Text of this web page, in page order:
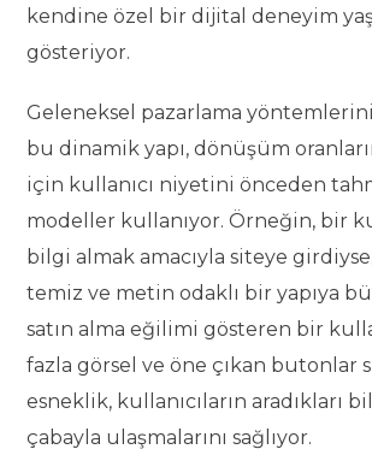
kendine özel bir dijital deneyim
gösteriyor.
Geleneksel pazarlama
bu dinamik yapı, dönüşüm
için kullanıcı niyetini önceden
modeller kullanıyor. Örneğin, bir
bilgi almak amacıyla siteye
temiz ve metin odaklı bir yapıya
satın alma eğilimi gösteren bir
fazla görsel ve öne çıkan butonlar
esneklik, kullanıcıların aradıkları
çabayla ulaşmalarını sağlıyor.